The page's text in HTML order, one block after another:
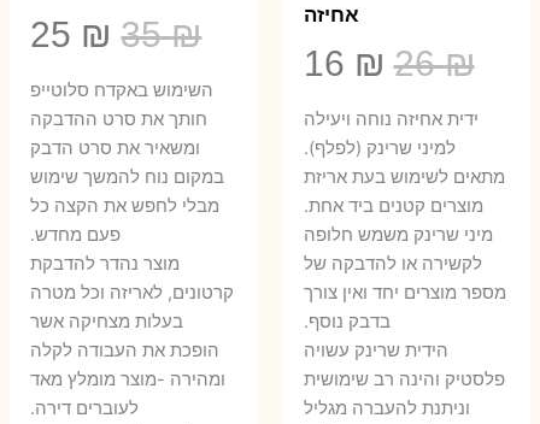
אחיזה
26₪
המחיר
המקורי
היה:
26 ₪.
16 ₪
הנוכחי
ידית אחיזה נוחה ויעילה
למיני שרינק (לפלף).
מתאים לשימוש בעת אריזת
מוצרים קטנים ביד אחת.
​מיני שרינק משמש חלופה
לקשירה או להדבקה של
מספר מוצרים יחד ואין צורך
בדבק נוסף.
הידית שרינק עשויה
פלסטיק והינה רב שימושית
וניתנת להעברה מגליל
35₪
המחיר
המקורי
היה:
35 ₪.
25 ₪
₪.
השימוש באקדח סלוטייפ
חותך את סרט ההדבקה
ומשאיר את סרט הדבק
במקום נוח להמשך שימוש
מבלי לחפש את הקצה כל
פעם מחדש.
מוצר נהדר להדבקת
קרטונים, לאריזה וכל מטרה
בעלות מצחיקה אשר
הופכת את העבודה לקלה
ומהירה -מוצר מומלץ מאד
לעוברים דירה.